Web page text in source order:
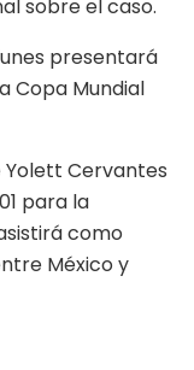
sobre el caso.
presentará
Copa Mundial
Cervantes
para la
como
México y